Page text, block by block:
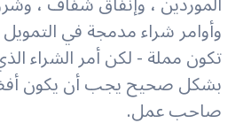
وأوامر شراء مدمجة في
تكون مملة - لكن أمر الشراء
بشكل صحيح يجب أن يكون
صاحب عمل.